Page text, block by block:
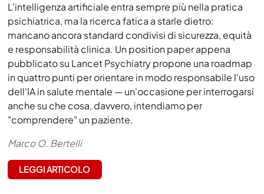
L'intelligenza artificiale entra sempre più nella pratica
psichiatrica, ma la ricerca fatica a starle dietro:
mancano ancora standard condivisi di sicurezza, equità
e responsabilità clinica. Un position paper appena
pubblicato su Lancet Psychiatry propone una roadmap
in quattro punti per orientare in modo responsabile l'uso
dell'IA in salute mentale — un'occasione per interrogarsi
anche su che cosa, davvero, intendiamo per
"comprendere" un paziente.
Marco O. Bertelli
LEGGI ARTICOLO